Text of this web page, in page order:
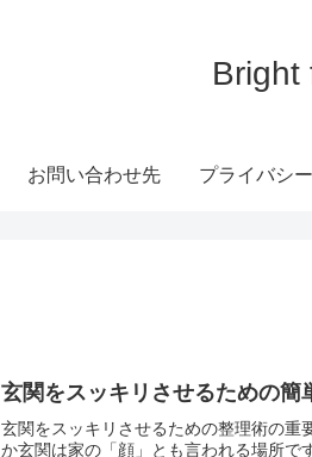
Bright
お問い合わせ先
玄関をスッキリさせるための簡
玄関をスッキリさせるための整理術の重
か玄関は家の「顔」とも言われる場所で